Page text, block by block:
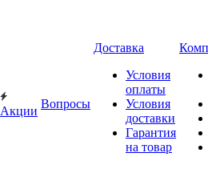
Акции
Вопросы
Доставка
Условия
оплаты
Условия
доставки
Гарантия
на товар